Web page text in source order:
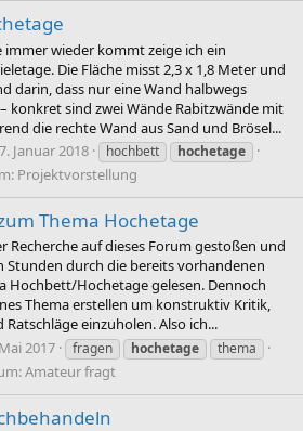
immer wieder kommt zeige ich ein
Die Fläche misst 2,3 x 1,8 Meter und
darin, dass nur eine Wand halbwegs
konkret sind zwei Wände Rabitzwände mit
die rechte Wand aus Sand und Brösel...
Januar 2018 hochbett hochetage
Projektvorstellung
Thema Hochetage
Recherche auf dieses Forum gestoßen und
Stunden durch die bereits vorhandenen
Hochbett/Hochetage gelesen. Dennoch
Thema erstellen um konstruktiv Kritik,
einzuholen. Also ich...
2017 fragen hochetage thema
Amateur fragt